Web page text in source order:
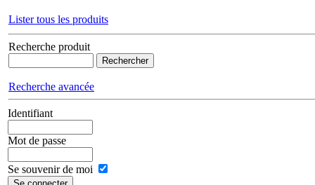
Lister tous les produits
Recherche produit
Recherche avancée
Identifiant
Mot de passe
Se souvenir de moi